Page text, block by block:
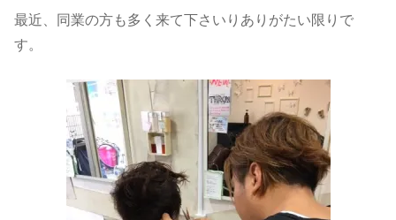
最近、同業の方も多く来て下さいりありがたい限りで
す。